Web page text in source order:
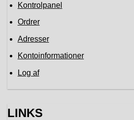
Kontrolpanel
Ordrer
Adresser
Kontoinformationer
Log af
LINKS